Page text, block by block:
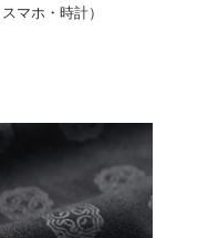
マホ・時計）